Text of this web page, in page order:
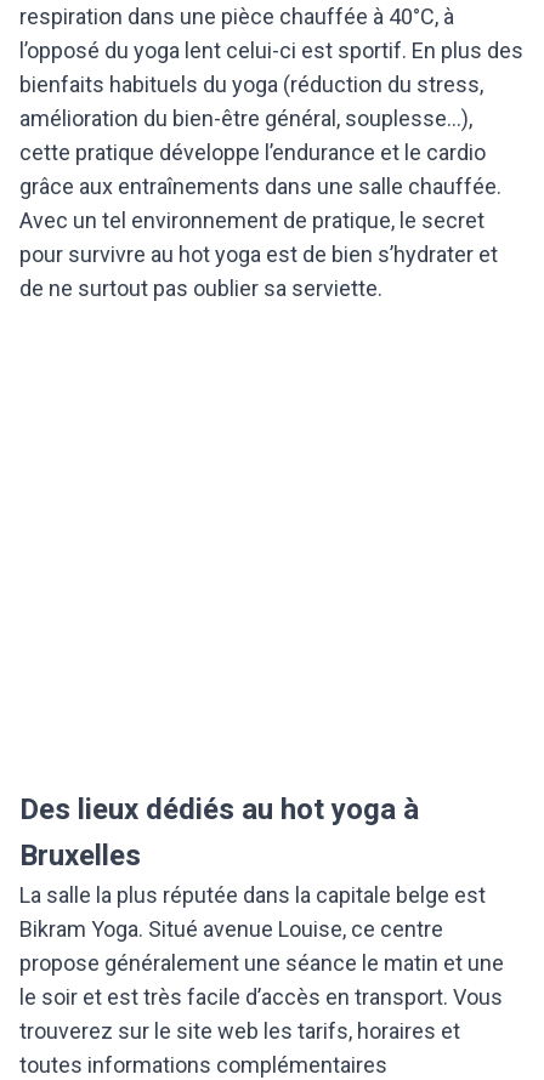
respiration dans une pièce chauffée à 40°C, à
l’opposé du yoga lent celui-ci est sportif. En plus des
bienfaits habituels du yoga (réduction du stress,
amélioration du bien-être général, souplesse...),
cette pratique développe l’endurance et le cardio
grâce aux entraînements dans une salle chauffée.
Avec un tel environnement de pratique, le secret
pour survivre au hot yoga est de bien s’hydrater et
de ne surtout pas oublier sa serviette.
Des lieux dédiés au hot yoga à
Bruxelles
La salle la plus réputée dans la capitale belge est
Bikram Yoga. Situé avenue Louise, ce centre
propose généralement une séance le matin et une
le soir et est très facile d’accès en transport. Vous
trouverez sur le site web les tarifs, horaires et
toutes informations complémentaires